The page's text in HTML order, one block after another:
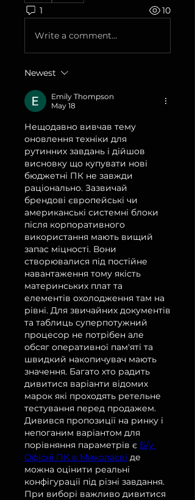
1 10
Write a comment...
Newest
Emily Thompson
May 18
Нещодавно вивчав тему
оновлення техніки для
рутинних завдань і дійшов
висновку що купувати нові
бюджетні ПК не завжди
раціонально. Зазвичай
брендові європейські чи
американські системні блоки
після корпоративного
використання мають вищий
запас міцності. Вони
створювалися під постійне
навантаження тому якість
материнських плат та
елементів охолодження там на
рівні. Для звичайних документів
та таблиць суперпотужний
процесор не потрібен але
обсяг оперативної пам'яті та
швидкий накопичувач мають
значення. Багато хто радить
дивитися варіанти відомих
марок які проходять ретельне
тестування перед продажем.
Дивився пропозиції на ринку і
непоганим варіантом для
порівняння параметрів є Б/у
Офісні ПК в Миколаєві де
можна оцінити реальні
конфігурації під різні завдання.
При виборі важливо дивитися